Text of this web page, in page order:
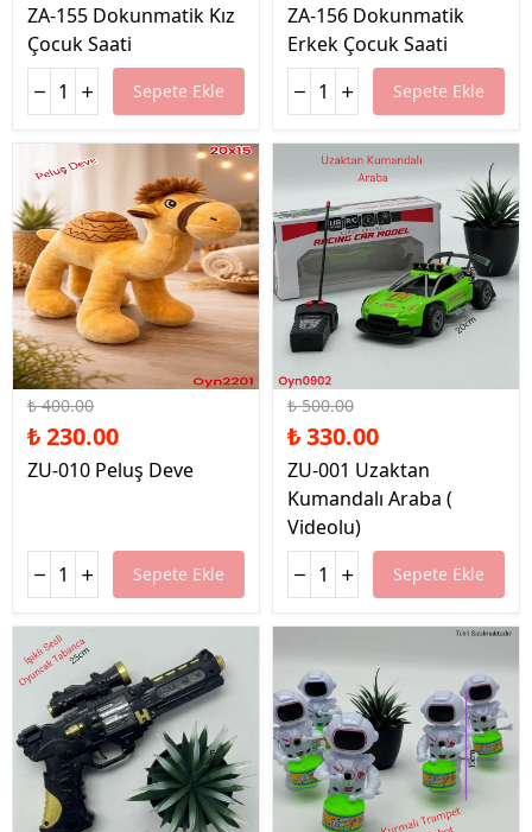
ZA-155 Dokunmatik Kız
Çocuk Saati
Sepete Ekle
ZA-156 Dokunmatik
Erkek Çocuk Saati
Sepete Ekle
%43 İndirim
₺ 400.00
₺ 230.00
ZU-010 Peluş Deve
Sepete Ekle
%34 İndirim
₺ 500.00
₺ 330.00
ZU-001 Uzaktan
Kumandalı Araba (
Videolu)
Sepete Ekle